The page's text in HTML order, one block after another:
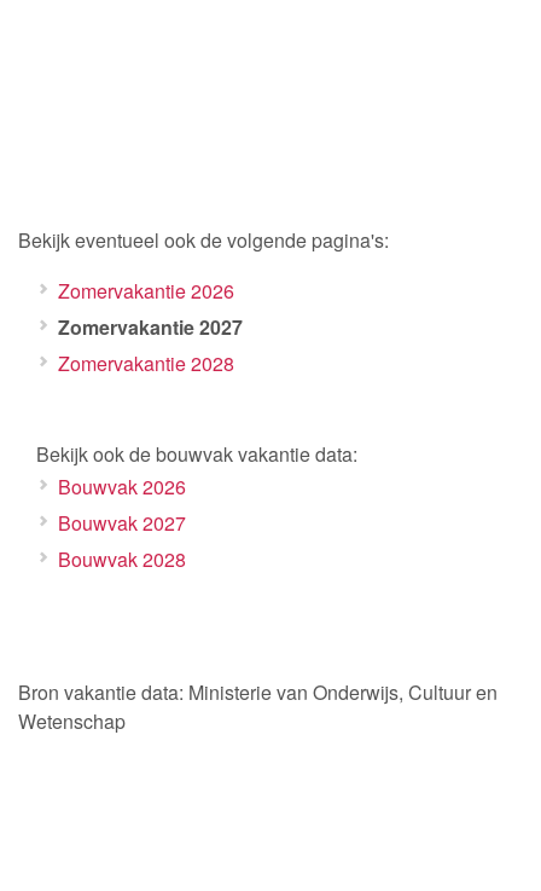
Bekijk eventueel ook de volgende pagina's:
Zomervakantie 2026
Zomervakantie 2027
Zomervakantie 2028
Bekijk ook de bouwvak vakantie data:
Bouwvak 2026
Bouwvak 2027
Bouwvak 2028
Bron vakantie data: Ministerie van Onderwijs, Cultuur en
Wetenschap